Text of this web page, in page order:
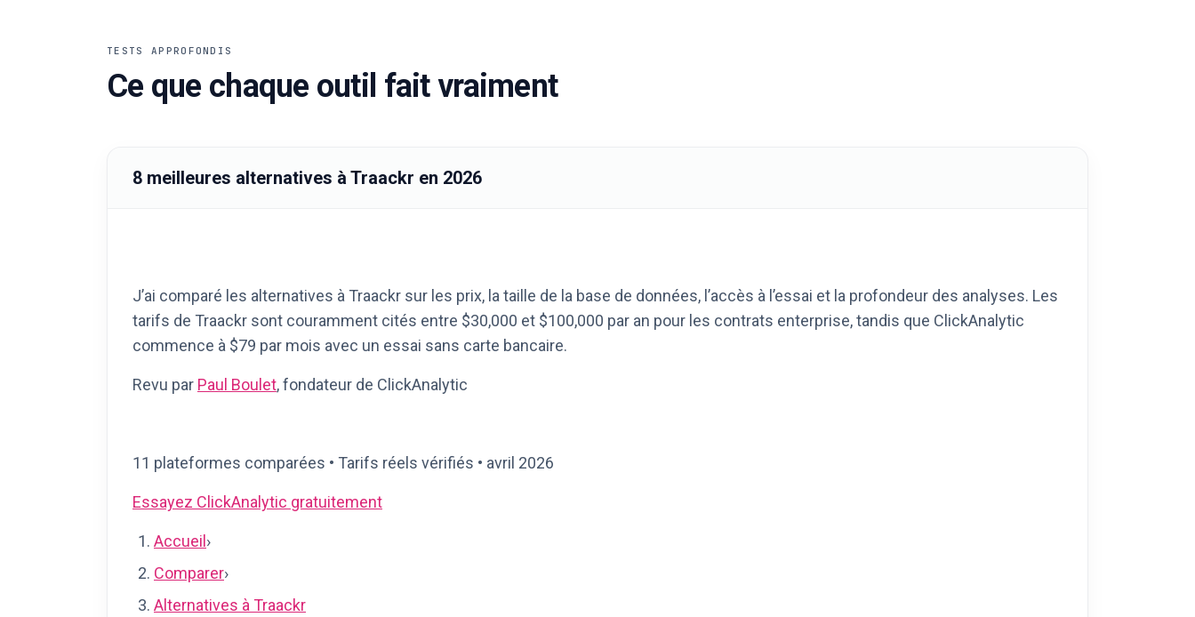
TESTS APPROFONDIS
Ce que chaque outil fait vraiment
8 meilleures alternatives à Traackr en 2026
J’ai comparé les alternatives à Traackr sur les prix, la taille de la base de données, l’accès à l’essai et la profondeur des analyses. Les
tarifs de Traackr sont couramment cités entre $30,000 et $100,000 par an pour les contrats enterprise, tandis que ClickAnalytic
commence à $79 par mois avec un essai sans carte bancaire.
Revu par Paul Boulet, fondateur de ClickAnalytic
11 plateformes comparées • Tarifs réels vérifiés • avril 2026
Essayez ClickAnalytic gratuitement
Accueil ›
Comparer›
Alternatives à Traackr